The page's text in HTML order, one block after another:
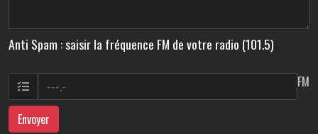
Anti Spam : saisir la fréquence FM de votre radio (101.5)
FM
Envoyer